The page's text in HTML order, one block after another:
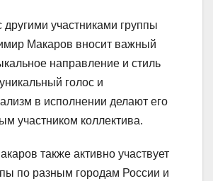
участниками группы
Макаров вносит важный
направление и стиль
голос и
в исполнении делают его
участником коллектива.
также активно участвует
по разным городам России и